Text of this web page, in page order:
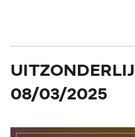
08/03/2025